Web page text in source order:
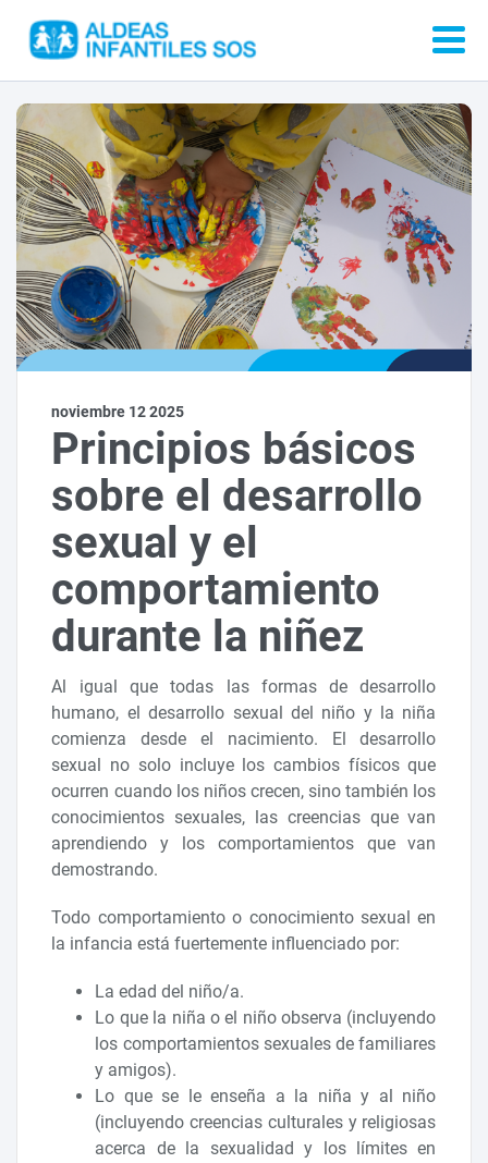
noviembre 12 2025
Principios básicos
sobre el desarrollo
sexual y el
comportamiento
durante la niñez
Al igual que todas las formas de desarrollo
humano, el desarrollo sexual del niño y la niña
comienza desde el nacimiento. El desarrollo
sexual no solo incluye los cambios físicos que
ocurren cuando los niños crecen, sino también los
conocimientos sexuales, las creencias que van
aprendiendo y los comportamientos que van
demostrando.
Todo comportamiento o conocimiento sexual en
la infancia está fuertemente influenciado por:
La edad del niño/a.
Lo que la niña o el niño observa (incluyendo
los comportamientos sexuales de familiares
y amigos).
Lo que se le enseña a la niña y al niño
(incluyendo creencias culturales y religiosas
acerca de la sexualidad y los límites en